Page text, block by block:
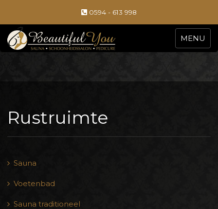
0594 - 613 998
MENU
Rustruimte
Sauna
Voetenbad
Sauna traditioneel